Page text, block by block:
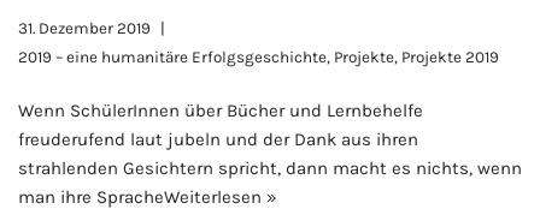
31. Dezember 2019
2019 – eine humanitäre Erfolgsgeschichte, Projekte, Projekte 2019
Wenn SchülerInnen über Bücher und Lernbehelfe
freuderufend laut jubeln und der Dank aus ihren
strahlenden Gesichtern spricht, dann macht es nichts, wenn
man ihre SpracheWeiterlesen »